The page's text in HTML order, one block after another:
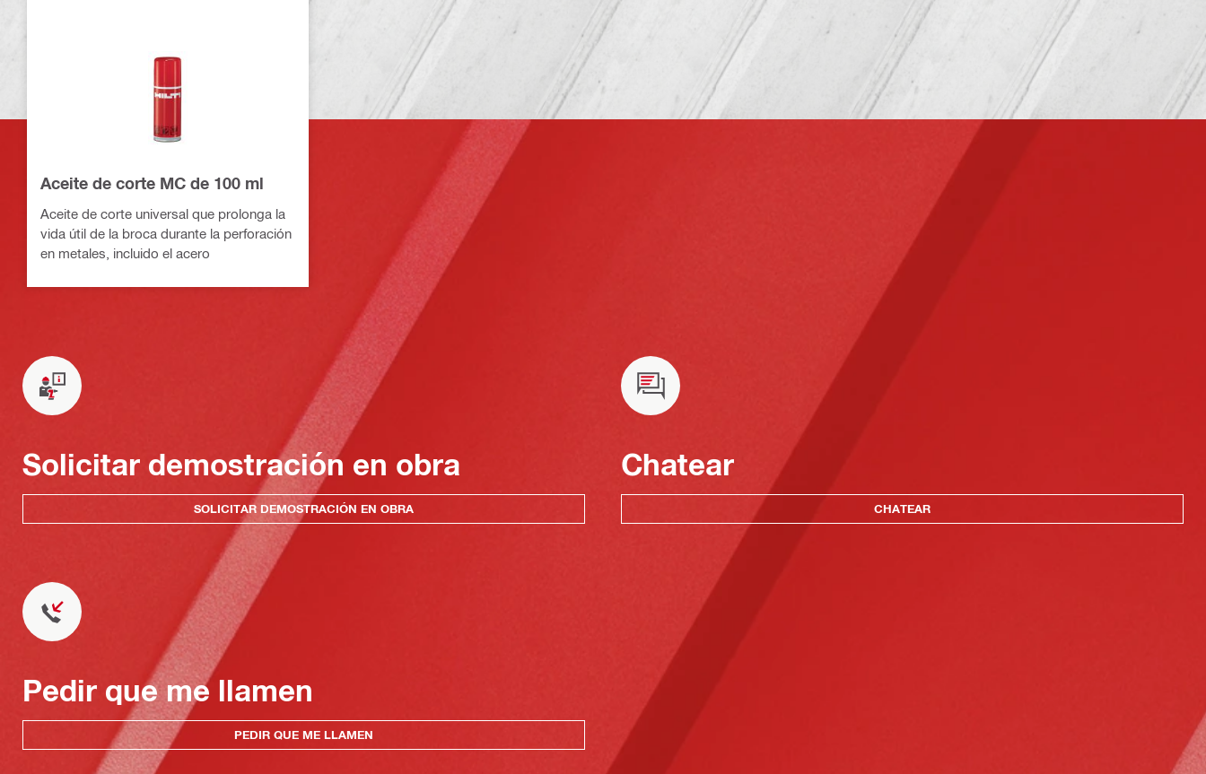
Aceite de corte MC de 100 ml
Aceite de corte universal que prolonga la
vida útil de la broca durante la perforación
en metales, incluido el acero
Solicitar demostración en obra
SOLICITAR DEMOSTRACIÓN EN OBRA
Chatear
CHATEAR
Pedir que me llamen
PEDIR QUE ME LLAMEN